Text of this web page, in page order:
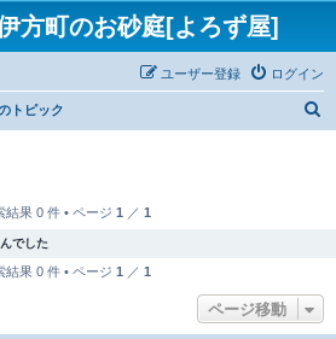
方町のお砂庭[よろず屋]
ログイン
ユーザー登録
トピック
結果 0 件 • ページ 1 ／ 1
でした
結果 0 件 • ページ 1 ／ 1
ページ移動